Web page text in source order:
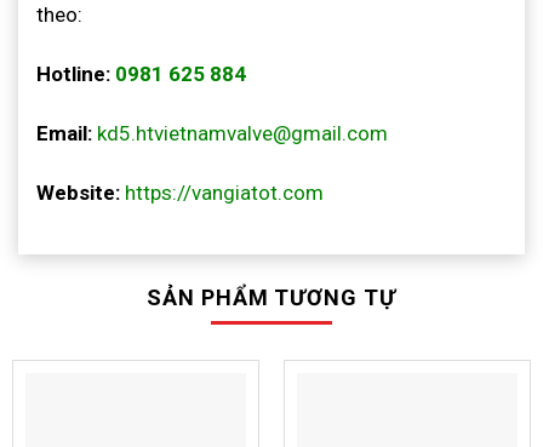
theo:
Hotline: 0981 625 884
Email: kd5.htvietnamvalve@gmail.com
Website: https://vangiatot.com
SẢN PHẨM TƯƠNG TỰ